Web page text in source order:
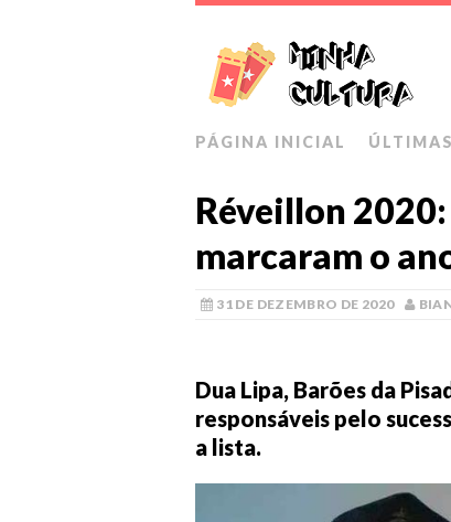
PÁGINA INICIAL
Réveillon
marcaram o
31 DE DEZEMBRO DE 2020
Dua Lipa, Barões da
responsáveis pelo
a lista.